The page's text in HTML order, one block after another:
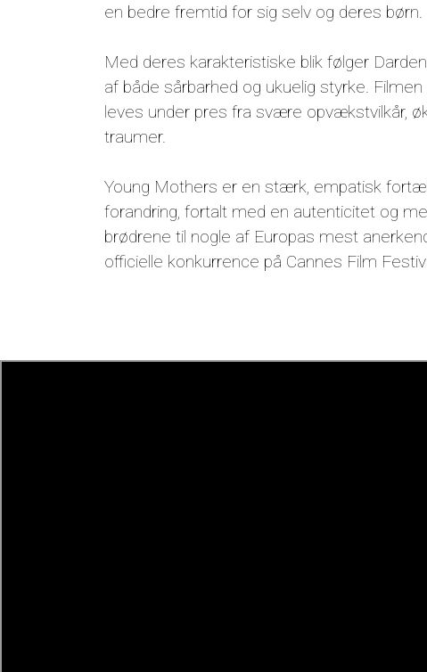
en bedre fremtid for sig selv og deres børn.
Med deres karakteristiske blik følger
af både sårbarhed og ukuelig styrke.
leves under pres fra svære opvækstvilkår,
traumer.
Young Mothers er en stærk, empatisk
forandring, fortalt med en autenticitet og
brødrene til nogle af Europas mest
officielle konkurrence på Cannes Film